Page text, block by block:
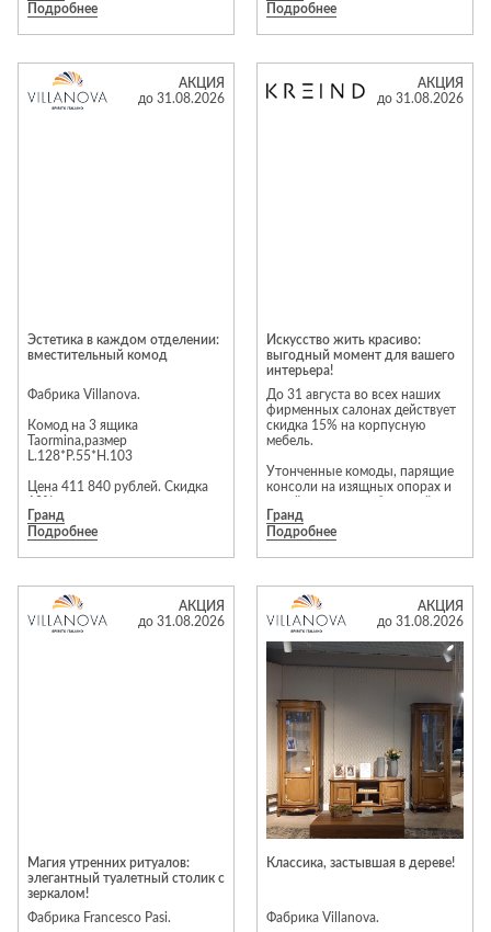
Предложение действует до 31
Подробности уточняйте у
менеджеров салона
Подробнее
Подробности уточняйте у
менеджеров салона
Подробнее
АКЦИЯ
до 31.08.2026
Эстетика в каждом отделении:
вместительный комод
Фабрика Villanova.
Комод на 3 ящика
Taormina,размер
L.128*P.55*H.103
Цена 411 840 рублей. Скидка
Подробности уточняйте у
менеджеров салона
Гранд
Подробнее
АКЦИЯ
до 31.08.2026
Искусство жить красиво:
выгодный момент для вашего
интерьера!
До 31 августа во всех наших
фирменных салонах действует
скидка 15% на корпусную
мебель.
Утонченные комоды, парящие
консоли на изящных опорах и
идеальный момент, чтобы
наполнить ваш дом эстетикой
Акция действует до 31.08
включительно. Ждем вас в
салонах Kreind!
Гранд
Подробнее
АКЦИЯ
до 31.08.2026
Магия утренних ритуалов:
элегантный туалетный столик с
зеркалом!
Фабрика Francesco Pasi.
АКЦИЯ
до 31.08.2026
Классика, застывшая в дереве!
Фабрика Villanova.